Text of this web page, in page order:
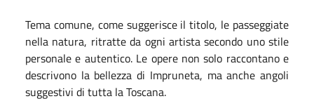
Tema comune, come suggerisce il titolo, le passeggiate
nella natura, ritratte da ogni artista secondo uno stile
personale e autentico. Le opere non solo raccontano e
descrivono la bellezza di Impruneta, ma anche angoli
suggestivi di tutta la Toscana.